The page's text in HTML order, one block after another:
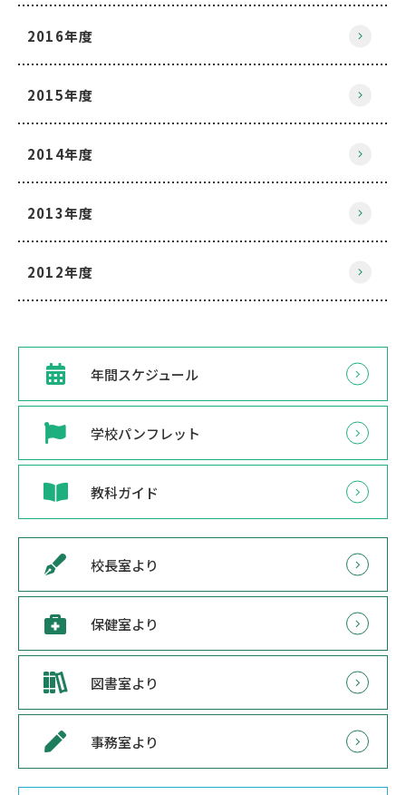
2016年度
2015年度
2014年度
2013年度
2012年度
年間スケジュール
学校パンフレット
教科ガイド
校長室より
保健室より
図書室より
事務室より